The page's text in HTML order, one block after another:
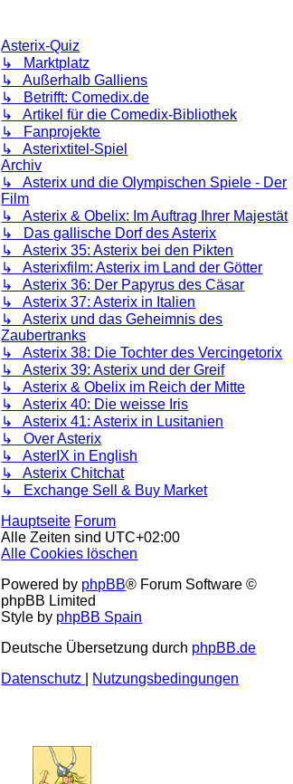
Asterix-Quiz
↳ Marktplatz
↳ Außerhalb Galliens
↳ Betrifft: Comedix.de
↳ Artikel für die Comedix-Bibliothek
↳ Fanprojekte
↳ Asterixtitel-Spiel
Archiv
↳ Asterix und die Olympischen Spiele - Der
Film
↳ Asterix & Obelix: Im Auftrag Ihrer Majestät
↳ Das gallische Dorf des Asterix
↳ Asterix 35: Asterix bei den Pikten
↳ Asterixfilm: Asterix im Land der Götter
↳ Asterix 36: Der Papyrus des Cäsar
↳ Asterix 37: Asterix in Italien
↳ Asterix und das Geheimnis des
Zaubertranks
↳ Asterix 38: Die Tochter des Vercingetorix
↳ Asterix 39: Asterix und der Greif
↳ Asterix & Obelix im Reich der Mitte
↳ Asterix 40: Die weisse Iris
↳ Asterix 41: Asterix in Lusitanien
↳ Over Asterix
↳ AsterIX in English
↳ Asterix Chitchat
↳ Exchange Sell & Buy Market
Hauptseite Forum
Alle Zeiten sind UTC+02:00
Alle Cookies löschen
Powered by phpBB® Forum Software ©
phpBB Limited
Style by phpBB Spain
Deutsche Übersetzung durch phpBB.de
Datenschutz
Nutzungsbedingungen